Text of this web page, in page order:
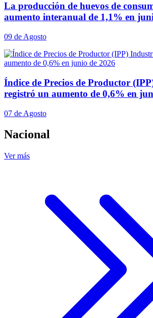
La producción de huevos de
aumento interanual de 1,1% en
09 de Agosto
Índice de Precios de Productor
registró un aumento de 0,6% en
07 de Agosto
Nacional
Ver más